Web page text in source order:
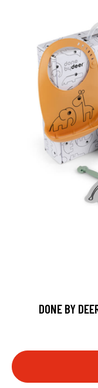
DONE BY